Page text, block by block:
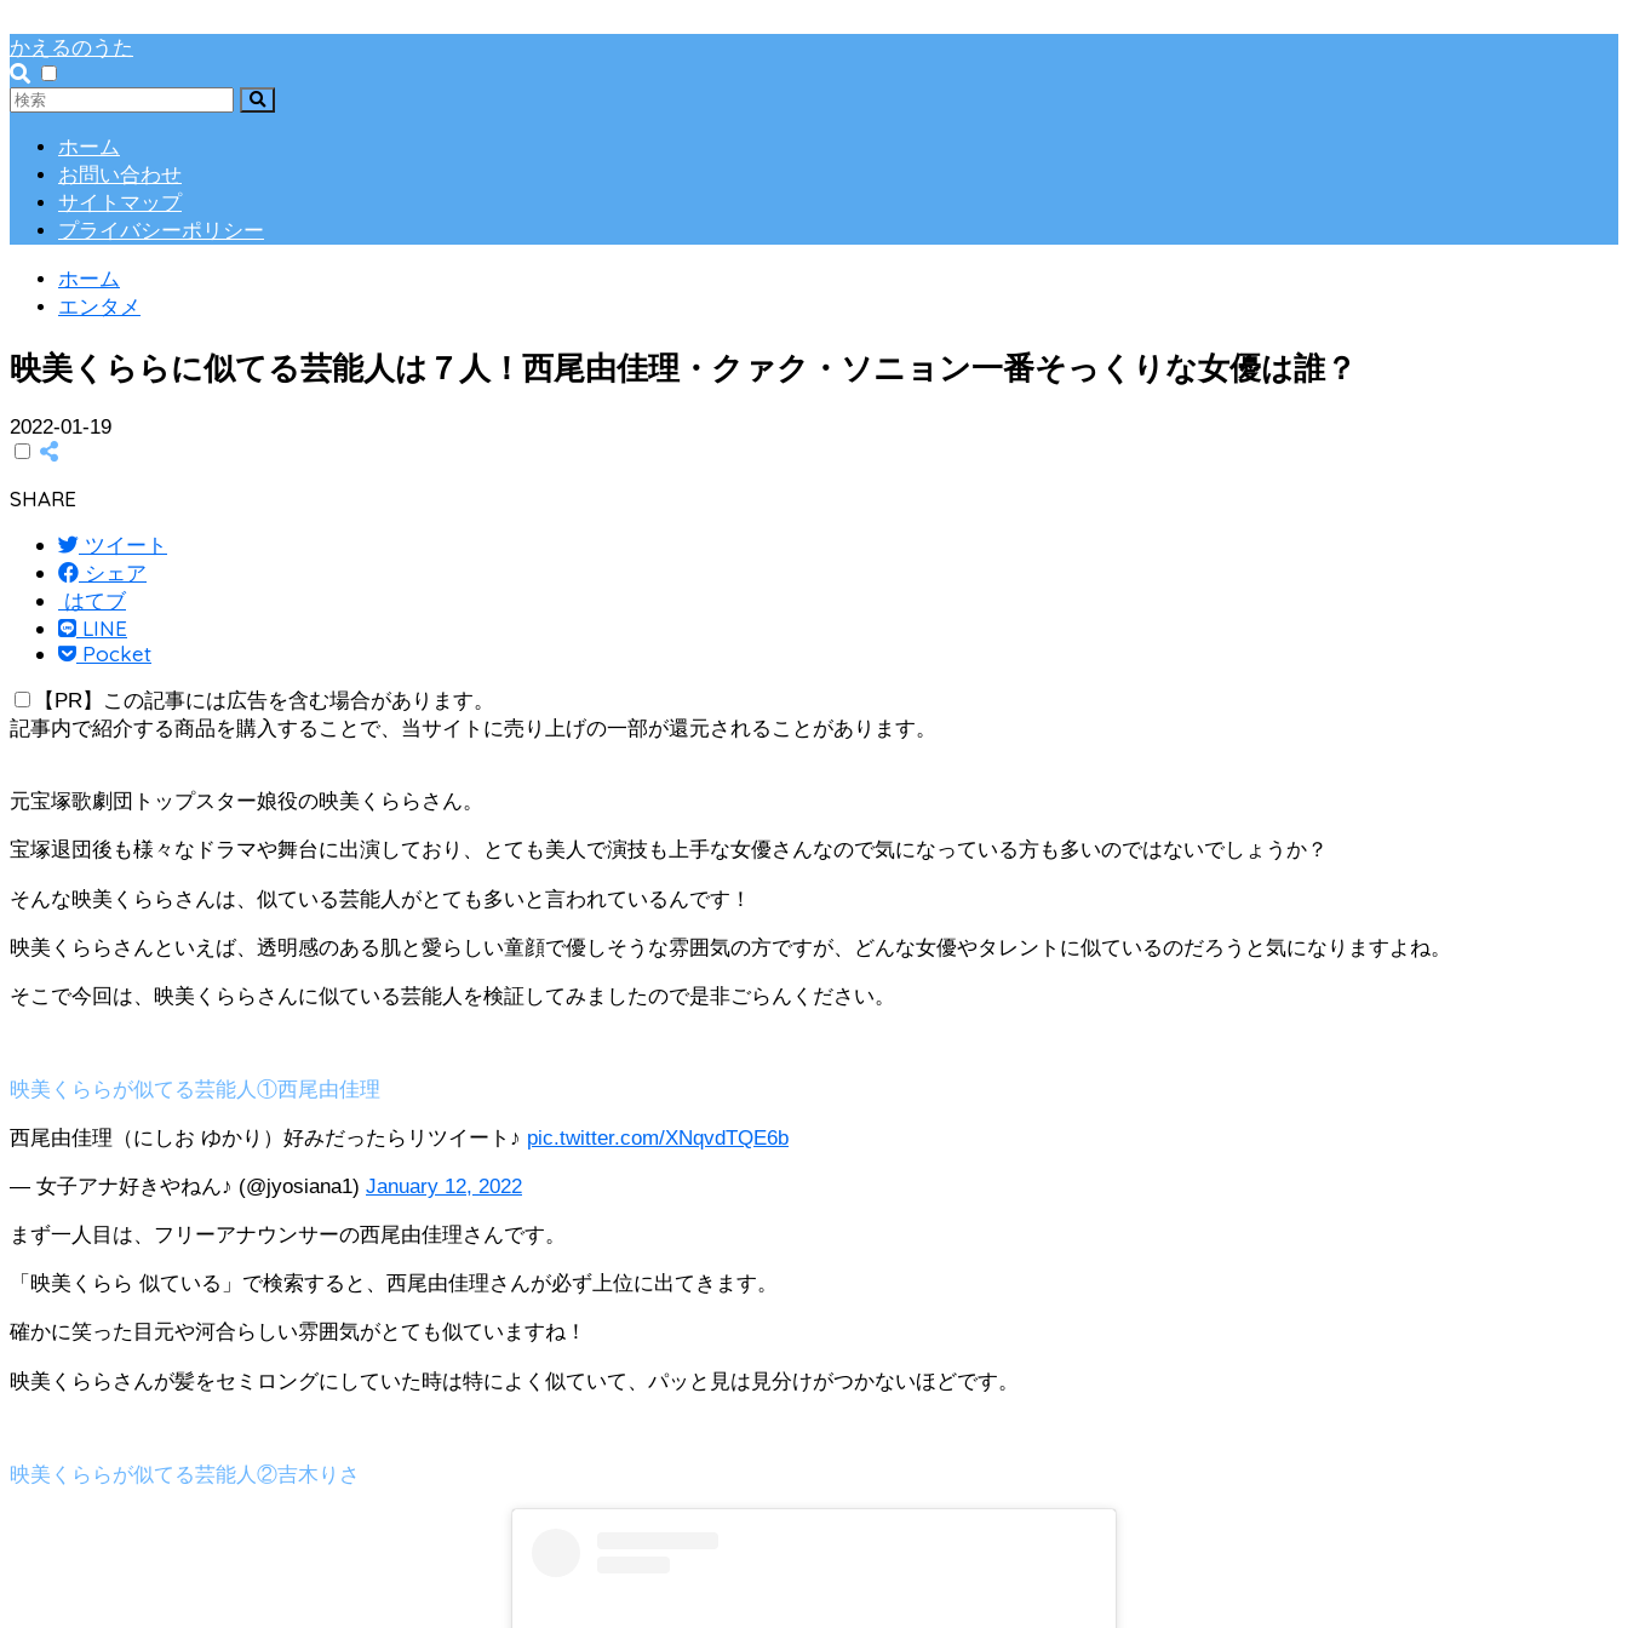
かえるのうた
ホーム
お問い合わせ
サイトマップ
プライバシーポリシー
ホーム
エンタメ
映美くららに似てる芸能人は７人！西尾由佳理・クァク・ソニョン一番そっくりな女優は誰？
2022-01-19
SHARE
ツイート
シェア
はてブ
LINE
Pocket
【PR】この記事には広告を含む場合があります。
記事内で紹介する商品を購入することで、当サイトに売り上げの一部が還元されることがあります。
元宝塚歌劇団トップスター娘役の映美くららさん。
宝塚退団後も様々なドラマや舞台に出演しており、とても美人で演技も上手な女優さんなので気になっている方も多いのではないでしょうか？
そんな映美くららさんは、似ている芸能人がとても多いと言われているんです！
映美くららさんといえば、透明感のある肌と愛らしい童顔で優しそうな雰囲気の方ですが、どんな女優やタレントに似ているのだろうと気になりますよね。
そこで今回は、映美くららさんに似ている芸能人を検証してみましたので是非ごらんください。
映美くららが似てる芸能人①西尾由佳理
西尾由佳理（にしお ゆかり）好みだったらリツイート♪ pic.twitter.com/XNqvdTQE6b
— 女子アナ好きやねん♪ (@jyosiana1) January 12, 2022
まず一人目は、フリーアナウンサーの西尾由佳理さんです。
「映美くらら 似ている」で検索すると、西尾由佳理さんが必ず上位に出てきます。
確かに笑った目元や河合らしい雰囲気がとても似ていますね！
映美くららさんが髪をセミロングにしていた時は特によく似ていて、パッと見は見分けがつかないほどです。
映美くららが似てる芸能人②吉木りさ